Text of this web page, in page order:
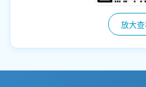
放大